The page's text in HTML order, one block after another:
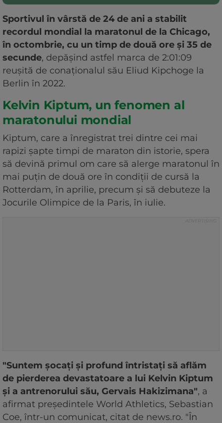
Sportivul în vârstă de 24 de ani a stabilit
recordul mondial la maratonul de la Chicago,
în octombrie, cu un timp de două ore şi 35 de
secunde, depăşind astfel marca de 2:01:09
reuşită de conaţionalul său Eliud Kipchoge la
Berlin în 2022.
Kelvin Kiptum, un fenomen al
maratonului mondial
Kiptum, care a înregistrat trei dintre cei mai
rapizi şapte timpi de maraton din istorie, spera
să devină primul om care să alerge maratonul în
mai puţin de două ore în condiţii de cursă la
Rotterdam, în aprilie, precum şi să debuteze la
Jocurile Olimpice de la Paris, în iulie.
"Suntem şocaţi şi profund întristaţi să aflăm
de pierderea devastatoare a lui Kelvin Kiptum
şi a antrenorului său, Gervais Hakizimana", a
afirmat preşedintele World Athletics, Sebastian
Coe, într-un comunicat, citat de news.ro. "În